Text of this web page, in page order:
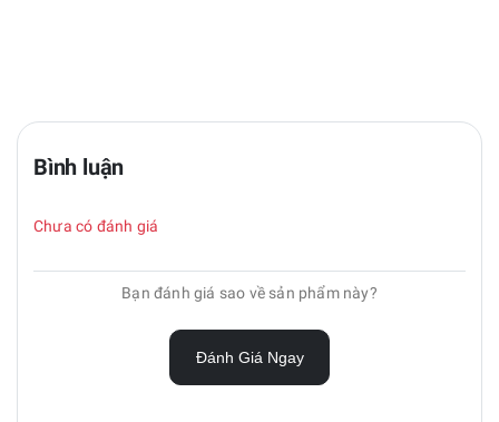
Bình luận
Chưa có đánh giá
Bạn đánh giá sao về sản phẩm này?
Đánh Giá Ngay